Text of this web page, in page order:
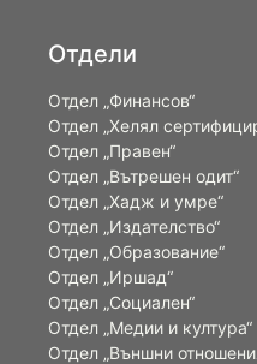
Отдели
Отдел „Финансов“
Отдел „Хелял
Отдел „Правен“
Отдел „Вътрешен одит“
Отдел „Хадж и умре“
Отдел „Издателство“
Отдел „Образование“
Отдел „Иршад“
Отдел „Социален“
Отдел „Медии и култура“
Отдел „Външни